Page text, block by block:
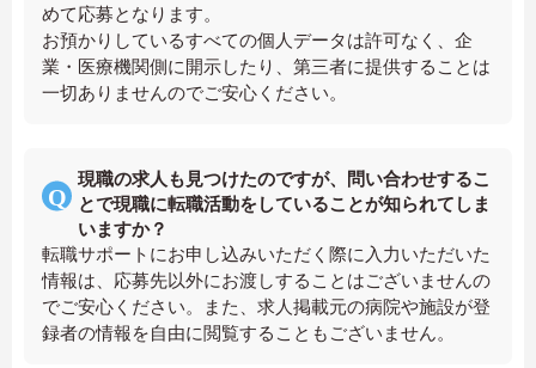
めて応募となります。
お預かりしているすべての個人データは許可なく、企
業・医療機関側に開示したり、第三者に提供することは
一切ありませんのでご安心ください。
現職の求人も見つけたのですが、問い合わせするこ
とで現職に転職活動をしていることが知られてしま
いますか？
転職サポートにお申し込みいただく際に入力いただいた
情報は、応募先以外にお渡しすることはございませんの
でご安心ください。また、求人掲載元の病院や施設が登
録者の情報を自由に閲覧することもございません。